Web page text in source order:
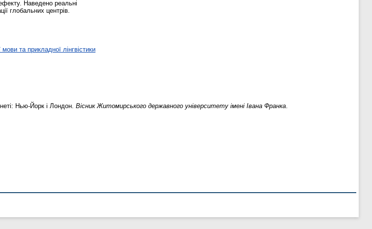
Наведено реальні
глобальних центрів.
та прикладної лінгвістики
Нью-Йорк і Лондон. Вісник Житомирського державного університету імені Івана Франка